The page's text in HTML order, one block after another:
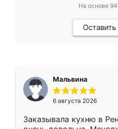
На основе
Мальвина
6 августа 2026
Заказывала кухню в